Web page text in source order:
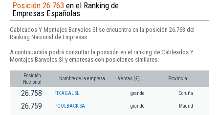
Posición 26.763 en el Ranking de
Empresas Españolas
Cableados Y Montajes Banyoles Sl se encuentra en la posición 26.763 del
Ranking Nacional de Empresas.
A continuación podrá consultar la posición en el ranking de Cableados Y
Montajes Banyoles Sl y empresas con posiciones similares:
Posición
Nacional
Nombre de la empresa Ventas (€) Provincia
26.758 FIXAGAL SL grande Coruña
26.759 POOLBACK SA grande Madrid